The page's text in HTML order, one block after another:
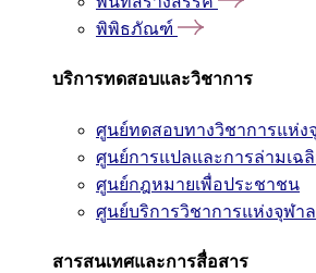
พิพิธภัณฑ์
บริการทดสอบและวิชาการ
ศูนย์ทดสอบทางวิชาการแห่ง
ศูนย์การแปลและการล่ามเฉ
ศูนย์กฎหมายเพื่อประชาชน
ศูนย์บริการวิชาการแห่งจุฬา
สารสนเทศและการสื่อสาร